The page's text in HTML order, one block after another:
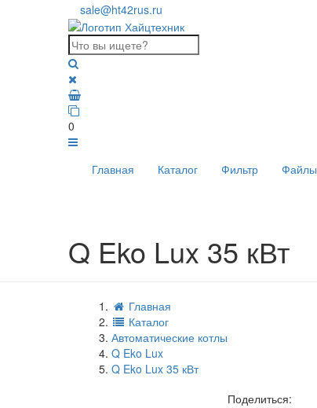
sale@ht42rus.ru
0
Главная Каталог Фильтр Файлы
Q Eko Lux 35 кВт
Главная
Каталог
Автоматические котлы
Q Eko Lux
Q Eko Lux 35 кВт
Поделиться: